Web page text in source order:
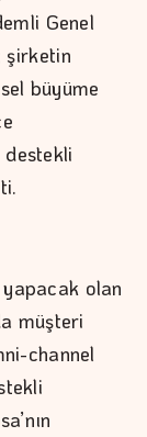
Genel
şirketin
büyüme
olan
müşteri
channel